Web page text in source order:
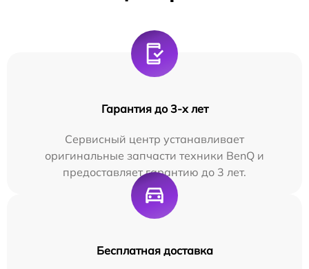
Гарантия до 3-х лет
Сервисный центр устанавливает
оригинальные запчасти техники BenQ и
предоставляет гарантию до 3 лет.
Бесплатная доставка